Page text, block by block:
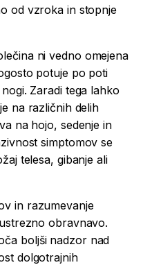
od vzroka in stopnje
ni vedno omejena
potuje po poti
Zaradi tega lahko
na različnih delih
na hojo, sedenje in
simptomov se
telesa, gibanje ali
in razumevanje
obravnavo.
boljši nadzor nad
dolgotrajnih